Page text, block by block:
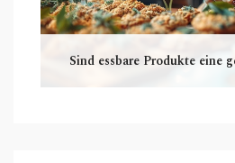
Sind essbare Produkte eine